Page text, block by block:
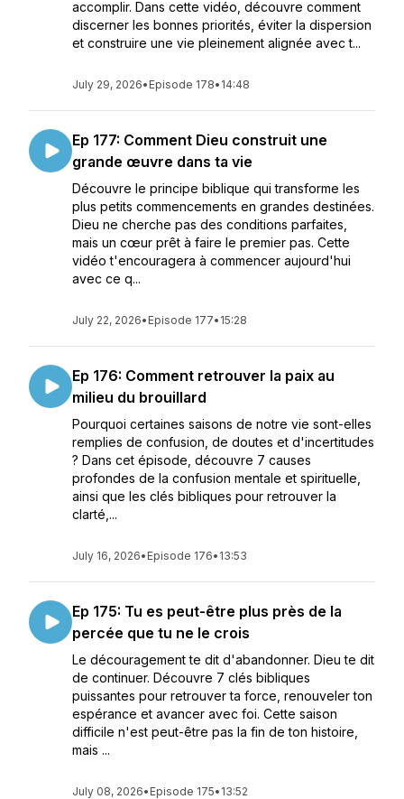
accomplir. Dans cette vidéo, découvre comment
discerner les bonnes priorités, éviter la dispersion
et construire une vie pleinement alignée avec t...
July 29, 2026• Episode 178• 14:48
Ep 177: Comment Dieu construit une
grande œuvre dans ta vie
Découvre le principe biblique qui transforme les
plus petits commencements en grandes destinées.
Dieu ne cherche pas des conditions parfaites,
mais un cœur prêt à faire le premier pas. Cette
vidéo t'encouragera à commencer aujourd'hui
avec ce q...
July 22, 2026• Episode 177• 15:28
Ep 176: Comment retrouver la paix au
milieu du brouillard
Pourquoi certaines saisons de notre vie sont-elles
remplies de confusion, de doutes et d'incertitudes
? Dans cet épisode, découvre 7 causes
profondes de la confusion mentale et spirituelle,
ainsi que les clés bibliques pour retrouver la
clarté,...
July 16, 2026• Episode 176• 13:53
Ep 175: Tu es peut-être plus près de la
percée que tu ne le crois
Le découragement te dit d'abandonner. Dieu te dit
de continuer. Découvre 7 clés bibliques
puissantes pour retrouver ta force, renouveler ton
espérance et avancer avec foi. Cette saison
difficile n'est peut-être pas la fin de ton histoire,
mais ...
July 08, 2026• Episode 175• 13:52